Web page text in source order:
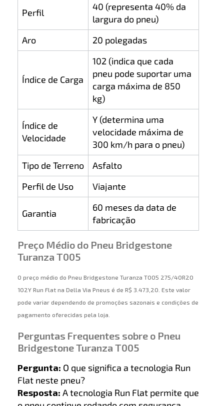
Perfil
40 (representa 40% da
largura do pneu)
Aro
20 polegadas
Índice de Carga
102 (indica que cada
pneu pode suportar uma
carga máxima de 850
kg)
Índice de
Velocidade
Y (determina uma
velocidade máxima de
300 km/h para o pneu)
Tipo de Terreno
Asfalto
Perfil de Uso
Viajante
Garantia
60 meses da data de
fabricação
Preço Médio do Pneu Bridgestone
Turanza T005
O preço médio do Pneu Bridgestone Turanza T005 275/40R20
102Y Run Flat na Della Via Pneus é de R$ 3.473,20. Este valor
pode variar dependendo de promoções sazonais e condições de
pagamento oferecidas pela loja.
Perguntas Frequentes sobre o Pneu
Bridgestone Turanza T005
Pergunta: O que significa a tecnologia Run
Flat neste pneu?
Resposta: A tecnologia Run Flat permite que